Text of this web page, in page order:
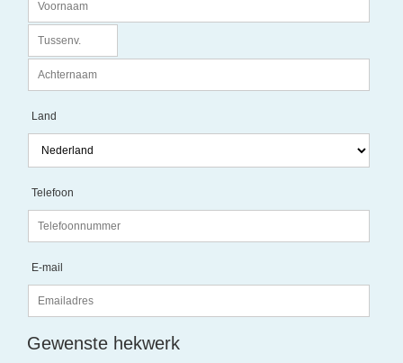
Land
Telefoon
E-mail
Gewenste hekwerk